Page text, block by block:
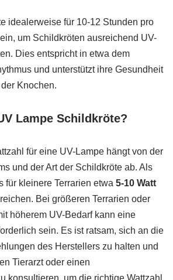
idealerweise für 10-12 Stunden pro
um Schildkröten ausreichend UV-
Dies entspricht in etwa dem
und unterstützt ihre Gesundheit
Knochen.
Lampe Schildkröte?
für eine UV-Lampe hängt von der
und der Art der Schildkröte ab. Als
für kleinere Terrarien etwa 5-10 Watt
Bei größeren Terrarien oder
höherem UV-Bedarf kann eine
sein. Es ist ratsam, sich an die
des Herstellers zu halten und
Tierarzt oder einen
konsultieren, um die richtige Wattzahl